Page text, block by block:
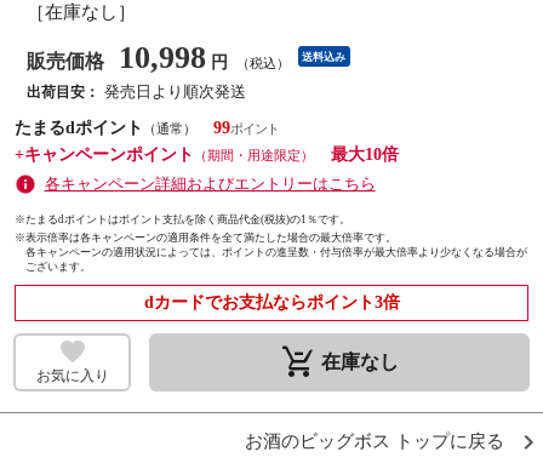
［在庫なし］
販売価格 10,998 円 （税込） 送料込み
出荷目安： 発売日より順次発送
たまるdポイント
（通常）
99
+キャンペーンポイント
（期間・用途限定）
最大10倍
各キャンペーン詳細およびエントリーはこちら
※たまるdポイントはポイント支払を除く商品代金(税抜)の1％です。
※表示倍率は各キャンペーンの適用条件を全て満たした場合の最大倍率です。
各キャンペーンの適用状況によっては、ポイントの進呈数・付与倍率が最大倍率より少なくなる場合が
ございます。
dカードでお支払ならポイント3倍
お気に入り remove_shopping_cart 在庫なし
お酒のビッグボス トップに戻る